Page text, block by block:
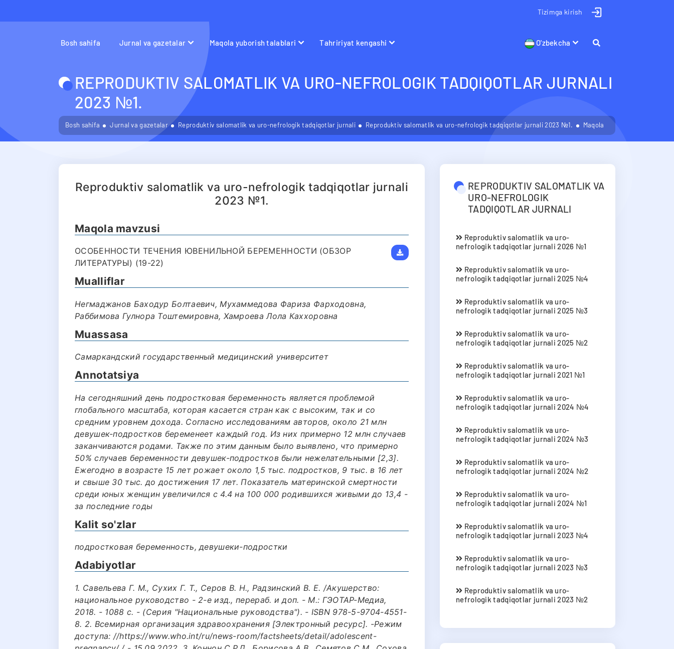
Tizimga kirish
Bosh sahifa Jurnal va gazetalar Maqola yuborish talablari Tahririyat kengashi O'zbekcha
REPRODUKTIV SALOMATLIK VA URO-NEFROLOGIK TADQIQOTLAR JURNALI
2023 №1.
Bosh sahifa Jurnal va gazetalar Reproduktiv salomatlik va uro-nefrologik tadqiqotlar jurnali Reproduktiv salomatlik va uro-nefrologik tadqiqotlar jurnali 2023 №1. Maqola
Reproduktiv salomatlik va uro-nefrologik tadqiqotlar jurnali
2023 №1.
Maqola mavzusi
ОСОБЕННОСТИ ТЕЧЕНИЯ ЮВЕНИЛЬНОЙ БЕРЕМЕННОСТИ (ОБЗОР
ЛИТЕРАТУРЫ) (19-22)
Mualliflar
Негмаджанов Баходур Болтаевич, Мухаммедова Фариза Фарходовна,
Раббимова Гулнора Тоштемировна, Хамроева Лола Каххоровна
Muassasa
Самаркандский государственный медицинский университет
Annotatsiya
На сегодняшний день подростковая беременность является проблемой
глобального масштаба, которая касается стран как с высоким, так и со
средним уровнем дохода. Согласно исследованиям авторов, около 21 млн
девушек-подростков беременеет каждый год. Из них примерно 12 млн случаев
заканчиваются родами. Также по этим данным было выявлено, что примерно
50% случаев беременности девушек-подростков были нежелательными [2,3].
Ежегодно в возрасте 15 лет рожает около 1,5 тыс. подростков, 9 тыс. в 16 лет
и свыше 30 тыс. до достижения 17 лет. Показатель материнской смертности
среди юных женщин увеличился с 4.4 на 100 000 родившихся живыми до 13,4 -
за последние годы
Kalit so'zlar
подростковая беременность, девушеки-подростки
Adabiyotlar
1. Савельева Г. М., Сухих Г. Т., Серов В. Н., Радзинский В. Е. /Акушерство:
национальное руководство - 2-е изд., перераб. и доп. - М.: ГЭОТАР-Медиа,
2018. - 1088 с. - (Серия "Национальные руководства"). - ISBN 978-5-9704-4551-
8. 2. Всемирная организация здравоохранения [Электронный ресурс]. -Режим
доступа: //https://www.who.int/ru/news-room/factsheets/detail/adolescent-
REPRODUKTIV SALOMATLIK VA
URO-NEFROLOGIK
TADQIQOTLAR JURNALI
Reproduktiv salomatlik va uro-
nefrologik tadqiqotlar jurnali 2026 №1
Reproduktiv salomatlik va uro-
nefrologik tadqiqotlar jurnali 2025 №4
Reproduktiv salomatlik va uro-
nefrologik tadqiqotlar jurnali 2025 №3
Reproduktiv salomatlik va uro-
nefrologik tadqiqotlar jurnali 2025 №2
Reproduktiv salomatlik va uro-
nefrologik tadqiqotlar jurnali 2021 №1
Reproduktiv salomatlik va uro-
nefrologik tadqiqotlar jurnali 2024 №4
Reproduktiv salomatlik va uro-
nefrologik tadqiqotlar jurnali 2024 №3
Reproduktiv salomatlik va uro-
nefrologik tadqiqotlar jurnali 2024 №2
Reproduktiv salomatlik va uro-
nefrologik tadqiqotlar jurnali 2024 №1
Reproduktiv salomatlik va uro-
nefrologik tadqiqotlar jurnali 2023 №4
Reproduktiv salomatlik va uro-
nefrologik tadqiqotlar jurnali 2023 №3
Reproduktiv salomatlik va uro-
nefrologik tadqiqotlar jurnali 2023 №2